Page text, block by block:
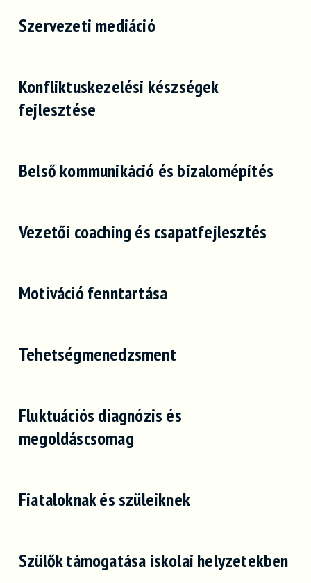
Szervezeti mediáció
Konfliktuskezelési készségek
fejlesztése
Belső kommunikáció és bizalomépítés
Vezetői coaching és csapatfejlesztés
Motiváció fenntartása
Tehetségmenedzsment
Fluktuációs diagnózis és
megoldáscsomag
Fiataloknak és szüleiknek
Szülők támogatása iskolai helyzetekben